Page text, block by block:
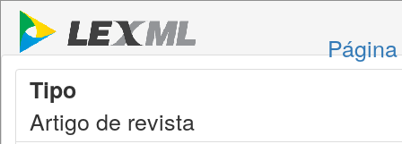
Tipo
Artigo de revista